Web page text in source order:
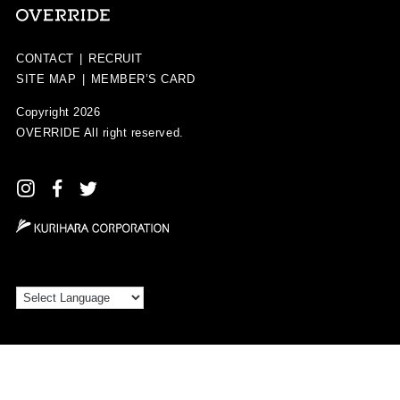
CONTACT
RECRUIT
SITE MAP
MEMBER’S CARD
Copyright 2026
OVERRIDE All right reserved.